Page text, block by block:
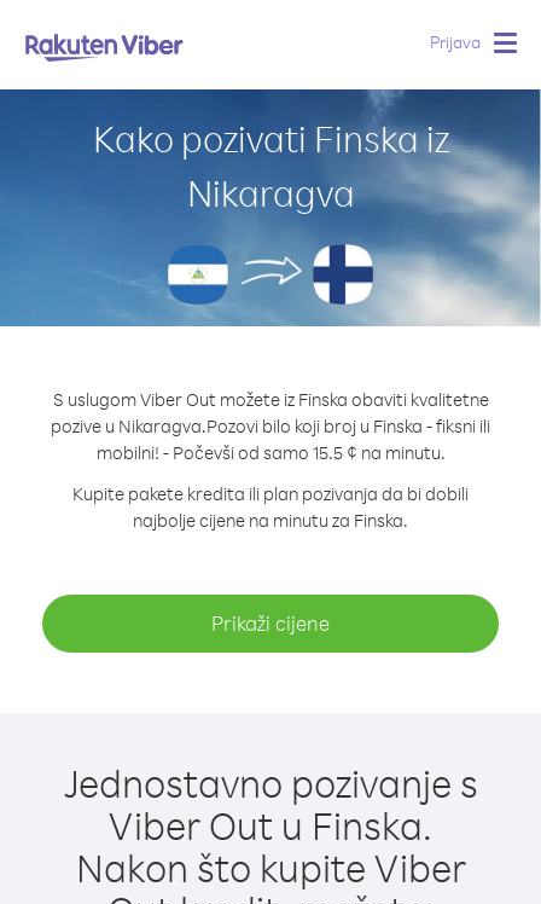
Prijava
Kako pozivati Finska iz
Nikaragva
S uslugom Viber Out možete iz Finska obaviti kvalitetne
pozive u Nikaragva.Pozovi bilo koji broj u Finska - fiksni ili
mobilni! - Počevši od samo 15.5 ¢ na minutu.
Kupite pakete kredita ili plan pozivanja da bi dobili
najbolje cijene na minutu za Finska.
Prikaži cijene
Jednostavno pozivanje s
Viber Out u Finska.
Nakon što kupite Viber